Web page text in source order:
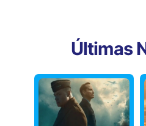
Últimas